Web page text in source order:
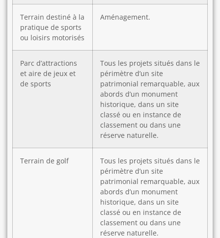
Terrain destiné à la
pratique de sports
ou loisirs motorisés
Aménagement.
Parc d’attractions
et aire de jeux et
de sports
Tous les projets situés dans le
périmètre d’un site
patrimonial remarquable, aux
abords d’un monument
historique, dans un site
classé ou en instance de
classement ou dans une
réserve naturelle.
Terrain de golf
Tous les projets situés dans le
périmètre d’un site
patrimonial remarquable, aux
abords d’un monument
historique, dans un site
classé ou en instance de
classement ou dans une
réserve naturelle.